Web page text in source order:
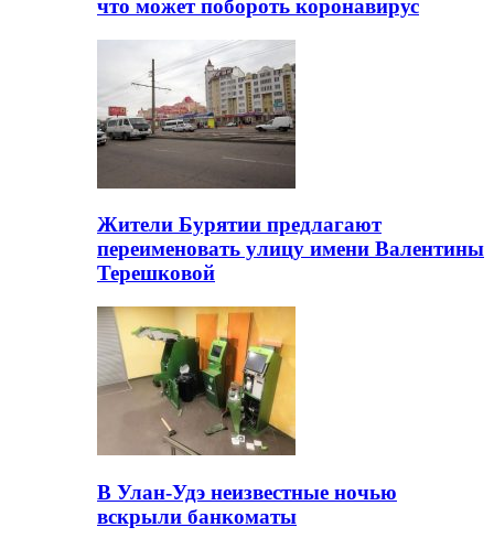
что может побороть коронавирус
Жители Бурятии предлагают
переименовать улицу имени Валентины
Терешковой
В Улан-Удэ неизвестные ночью
вскрыли банкоматы